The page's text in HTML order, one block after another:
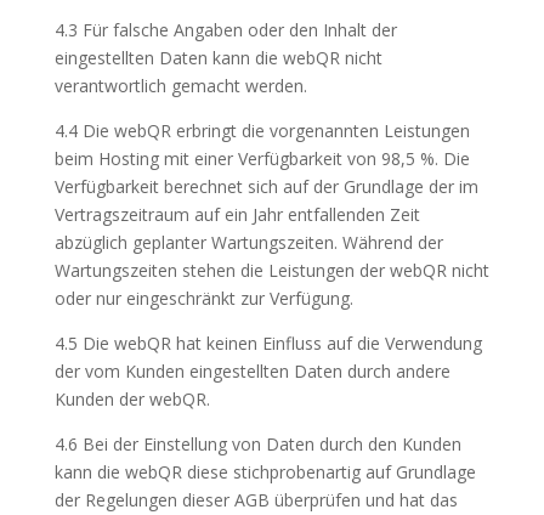
4.3 Für falsche Angaben oder den Inhalt der
eingestellten Daten kann die webQR nicht
verantwortlich gemacht werden.
4.4 Die webQR erbringt die vorgenannten Leistungen
beim Hosting mit einer Verfügbarkeit von 98,5 %. Die
Verfügbarkeit berechnet sich auf der Grundlage der im
Vertragszeitraum auf ein Jahr entfallenden Zeit
abzüglich geplanter Wartungszeiten. Während der
Wartungszeiten stehen die Leistungen der webQR nicht
oder nur eingeschränkt zur Verfügung.
4.5 Die webQR hat keinen Einfluss auf die Verwendung
der vom Kunden eingestellten Daten durch andere
Kunden der webQR.
4.6 Bei der Einstellung von Daten durch den Kunden
kann die webQR diese stichprobenartig auf Grundlage
der Regelungen dieser AGB überprüfen und hat das